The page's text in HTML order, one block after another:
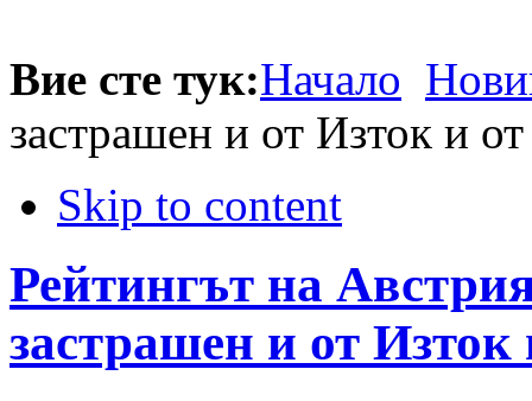
Вие сте тук:Начало
застрашен и от Изток и
Skip to content
Рейтингът на
застрашен и от Изток